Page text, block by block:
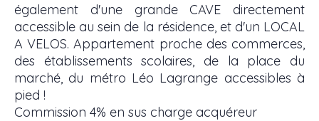
également d'une grande CAVE directement
accessible au sein de la résidence, et d'un LOCAL
A VELOS. Appartement proche des commerces,
des établissements scolaires, de la place du
marché, du métro Léo Lagrange accessibles à
pied !
Commission 4% en sus charge acquéreur